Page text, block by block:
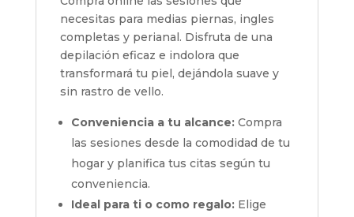
necesitas para medias piernas, ingles
completas y perianal. Disfruta de una
depilación eficaz e indolora que
transformará tu piel, dejándola suave y
sin rastro de vello.
Conveniencia a tu alcance:Compra
las sesiones desde la comodidad de tu
hogar y planifica tus citas según tu
conveniencia.
Ideal para ti o como regalo:Elige